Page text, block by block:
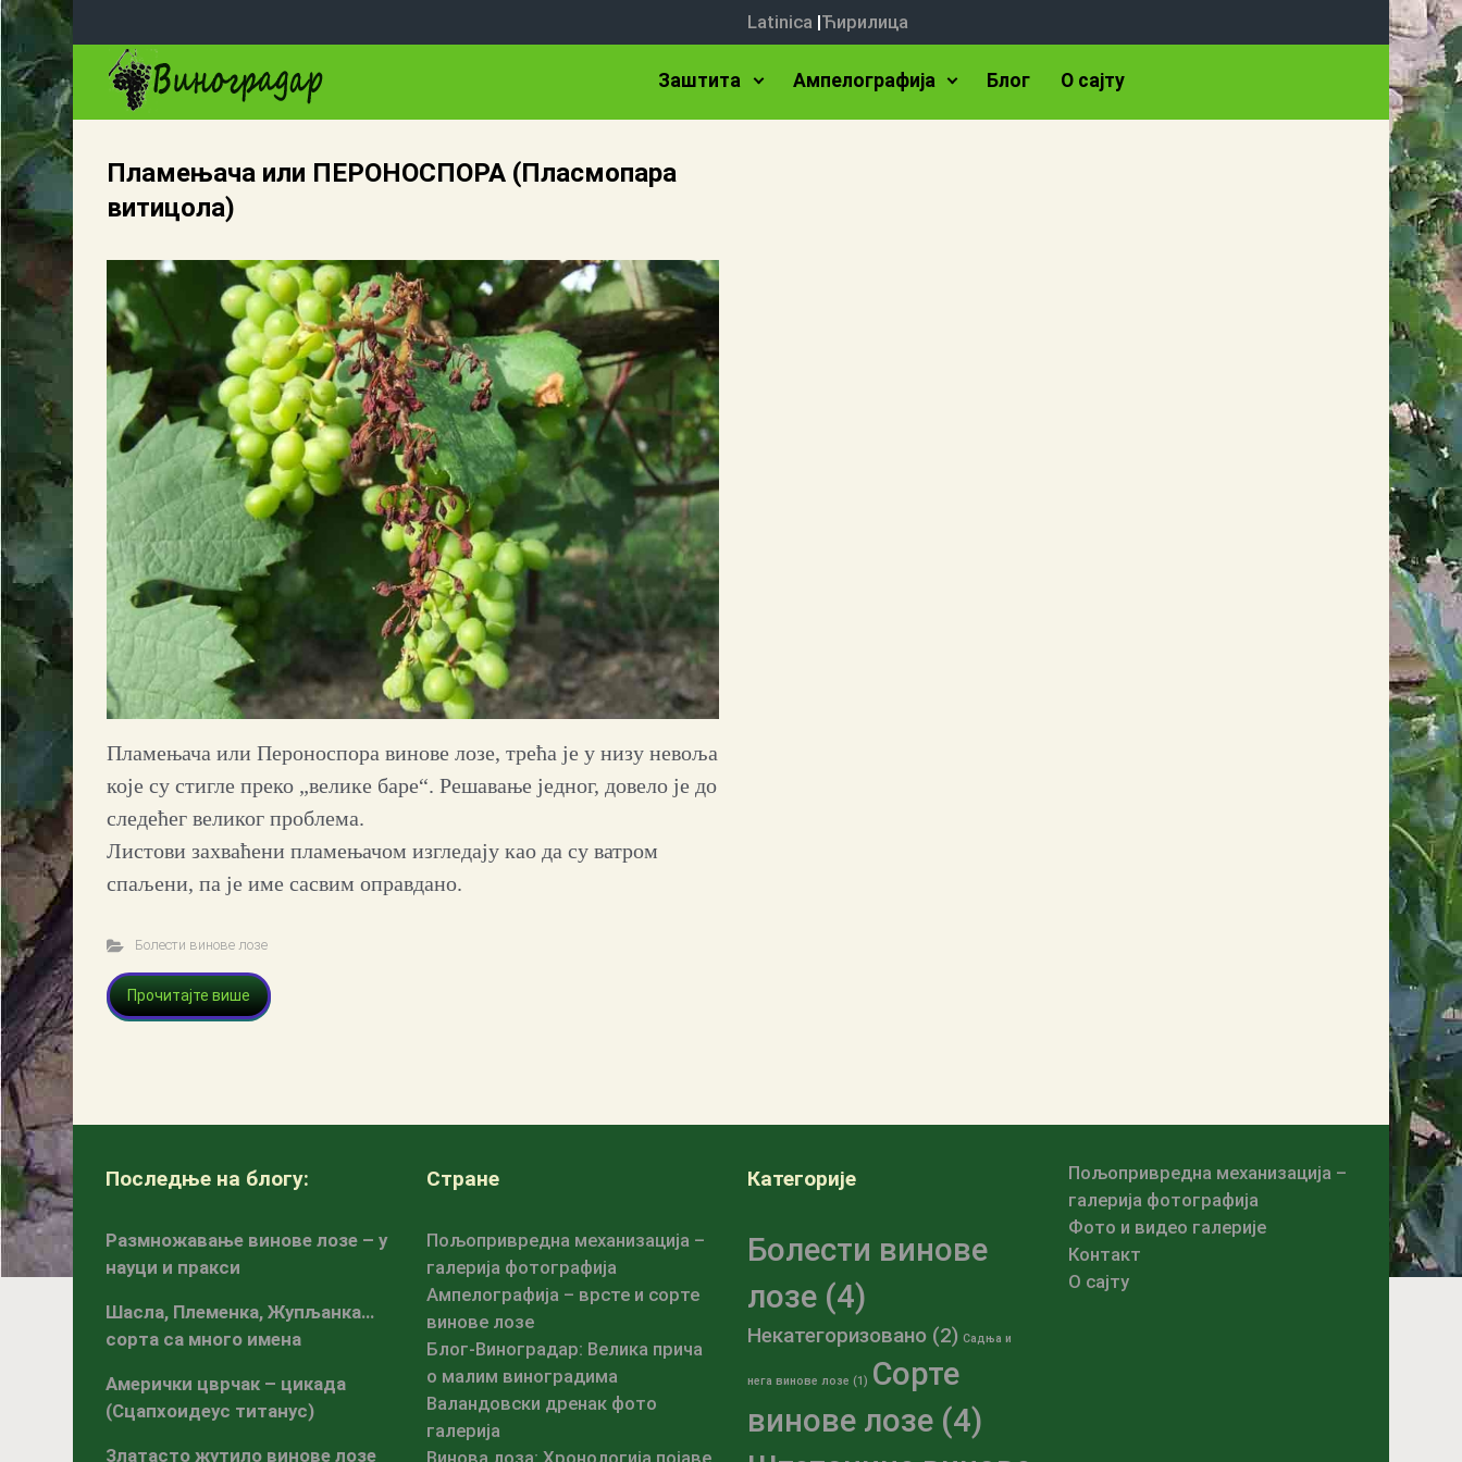
Скип то маин цонтент Latinica |Ћирилица
Заштита Ампелографија Блог О сајту
Пламењача или ПЕРОНОСПОРА (Пласмопара
витицола)
Пламењача или Пероноспора винове лозе, трећа је у низу невоља
које су стигле преко „велике баре“. Решавање једног, довело је до
следећег великог проблема.
Листови захваћени пламењачом изгледају као да су ватром
спаљени, па је име сасвим оправдано.
Болести винове лозе
Прочитајте више
Последње на блогу:
Размножавање винове лозе – у
науци и пракси
Шасла, Племенка, Жупљанка…
сорта са много имена
Амерички цврчак – цикада
(Сцапхоидеус титанус)
Златасто жутило винове лозе
Стране
Пољопривредна механизација –
галерија фотографија
Ампелографија – врсте и сорте
винове лозе
Блог-Виноградар: Велика прича
о малим виноградима
Валандовски дренак фото
галерија
Винова лоза: Хронологија појаве
Категорије
Болести винове
лозе (4)
Некатегоризовано (2) Садња и
нега винове лозе (1) Сорте
винове лозе (4)
Пољопривредна механизација –
галерија фотографија
Фото и видео галерије
Контакт
О сајту